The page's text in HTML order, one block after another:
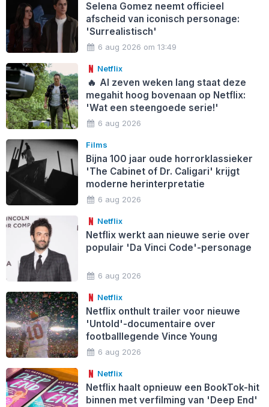
Selena Gomez neemt officieel
afscheid van iconisch personage:
'Surrealistisch'
6 aug 2026 om 13:49
Netflix
🔥 Al zeven weken lang staat deze
megahit hoog bovenaan op Netflix:
'Wat een steengoede serie!'
6 aug 2026
Films
Bijna 100 jaar oude horrorklassieker
'The Cabinet of Dr. Caligari' krijgt
moderne herinterpretatie
6 aug 2026
Netflix
Netflix werkt aan nieuwe serie over
populair 'Da Vinci Code'-personage
6 aug 2026
Netflix
Netflix onthult trailer voor nieuwe
'Untold'-documentaire over
footballlegende Vince Young
6 aug 2026
Netflix
Netflix haalt opnieuw een BookTok-hit
binnen met verfilming van 'Deep End'